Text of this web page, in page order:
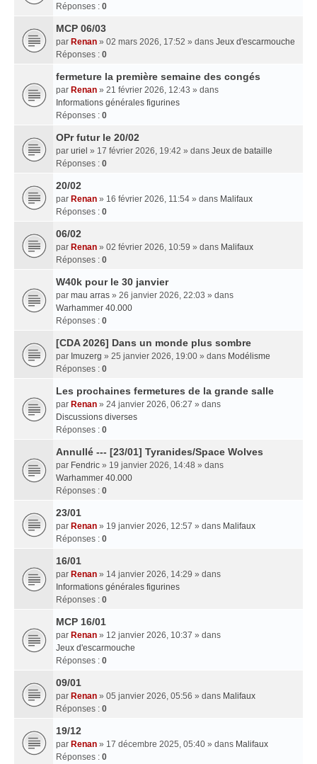
Réponses : 0
MCP 06/03
par Renan » 02 mars 2026, 17:52 » dans Jeux d'escarmouche
Réponses : 0
fermeture la première semaine des congés
par Renan » 21 février 2026, 12:43 » dans
Informations générales figurines
Réponses : 0
OPr futur le 20/02
par uriel » 17 février 2026, 19:42 » dans Jeux de bataille
Réponses : 0
20/02
par Renan » 16 février 2026, 11:54 » dans Malifaux
Réponses : 0
06/02
par Renan » 02 février 2026, 10:59 » dans Malifaux
Réponses : 0
W40k pour le 30 janvier
par mau arras » 26 janvier 2026, 22:03 » dans
Warhammer 40.000
Réponses : 0
[CDA 2026] Dans un monde plus sombre
par Imuzerg » 25 janvier 2026, 19:00 » dans Modélisme
Réponses : 0
Les prochaines fermetures de la grande salle
par Renan » 24 janvier 2026, 06:27 » dans
Discussions diverses
Réponses : 0
Annullé --- [23/01] Tyranides/Space Wolves
par Fendric » 19 janvier 2026, 14:48 » dans
Warhammer 40.000
Réponses : 0
23/01
par Renan » 19 janvier 2026, 12:57 » dans Malifaux
Réponses : 0
16/01
par Renan » 14 janvier 2026, 14:29 » dans
Informations générales figurines
Réponses : 0
MCP 16/01
par Renan » 12 janvier 2026, 10:37 » dans
Jeux d'escarmouche
Réponses : 0
09/01
par Renan » 05 janvier 2026, 05:56 » dans Malifaux
Réponses : 0
19/12
par Renan » 17 décembre 2025, 05:40 » dans Malifaux
Réponses : 0